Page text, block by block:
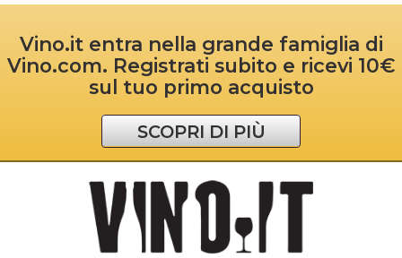
Vino.it entra nella grande famiglia di
Vino.com. Registrati subito e ricevi 10€
sul tuo primo acquisto
SCOPRI DI PIÙ